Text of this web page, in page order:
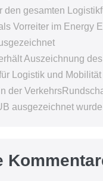
den gesamten
Vorreiter im Energy
Auszeichnung des
Logistik und
der
ausgezeichnet wurde